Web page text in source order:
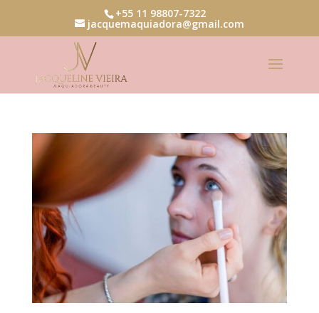
+55 11 98807-7322
jacquemaquiadora@gmail.com